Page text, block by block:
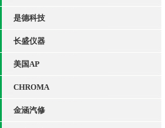
是德科技
长盛仪器
美国AP
CHROMA
金涵汽修